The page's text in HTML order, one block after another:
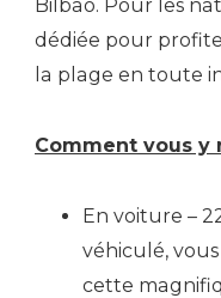
Bilbao. Pour les
dédiée pour
la plage en toute
Comment vous y
En voiture –
véhiculé,
cette